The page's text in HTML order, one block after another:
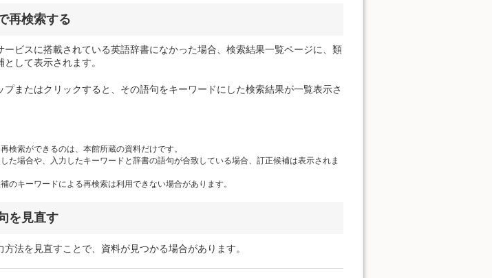
再検索する
ービスに搭載されている英語辞書になかった場合、検索結果一覧ページに、類
して表示されます。
またはクリックすると、その語句をキーワードにした検索結果が一覧表示さ
検索ができるのは、本館所蔵の資料だけです。
た場合や、入力したキーワードと辞書の語句が合致している場合、訂正候補は表示されま
のキーワードによる再検索は利用できない場合があります。
を見直す
法を見直すことで、資料が見つかる場合があります。